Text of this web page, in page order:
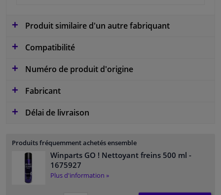
Produit similaire d'un autre fabriquant
Compatibilité
Numéro de produit d'origine
Fabricant
Délai de livraison
Produits fréquemment achetés ensemble
Winparts GO ! Nettoyant freins 500 ml -
1675927
Plus d'information »